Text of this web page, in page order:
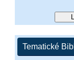
Tematické